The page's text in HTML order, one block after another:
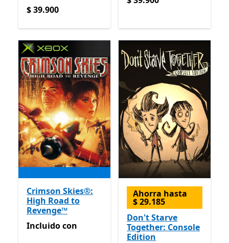
$ 39.900
$ 39.900
Crimson Skies®:
High Road to
Revenge™
Incluido con Game Pass
Incluidocon
Ahorra hasta
$ 29.185
Don't Starve
Together: Console
Edition